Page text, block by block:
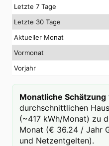
Letzte 7 Tage
Letzte 30 Tage
Aktueller Monat
Vormonat
Vorjahr
Monatliche Schätzung
durchschnittlichen
(~417 kWh/Monat) zu
Monat (€ 36.24 / Jahr
und Netzentgelten).